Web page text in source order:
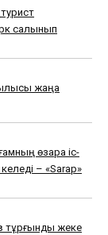
салынып
жаңа
өзара іс-
– «Sarap»
тұрғынды жеке